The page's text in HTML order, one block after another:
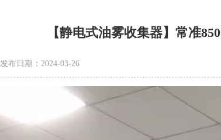
【静电式油雾收集器】常准850
发布日期：2024-03-26